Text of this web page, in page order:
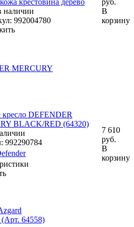
крестовина дерево
наличии
992004780
руб.
В
корзину
MERCURY
кресло DEFENDER
BLACK/RED (64320)
992290784
7 610
руб.
В
корзину
64558)